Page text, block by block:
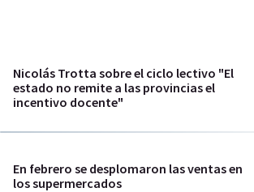
Nicolás Trotta sobre el ciclo lectivo "El
estado no remite a las provincias el
incentivo docente"
En febrero se desplomaron las ventas en
los supermercados